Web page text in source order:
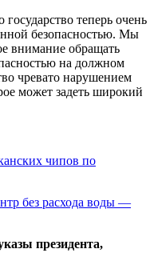
теперь очень
безопасностью. Мы
внимание обращать
на должном
чревато нарушением
может задеть широкий
чипов по
без расхода воды —
президента,